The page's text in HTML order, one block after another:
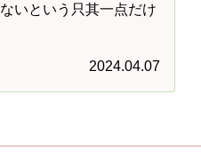
いという只其一点だけ
2024.04.07